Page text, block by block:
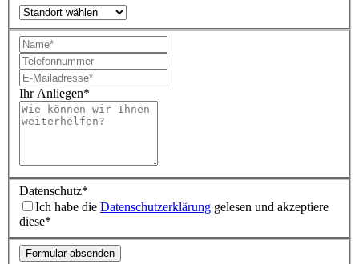
Ihr Anliegen*
Datenschutz*
Ich habe die Datenschutzerklärung gelesen und akzeptiere
diese*
Formular absenden